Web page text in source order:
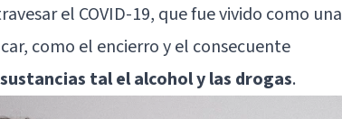
el COVID-19, que fue vivido como una
como el encierro y el consecuente
tal el alcohol y las drogas.